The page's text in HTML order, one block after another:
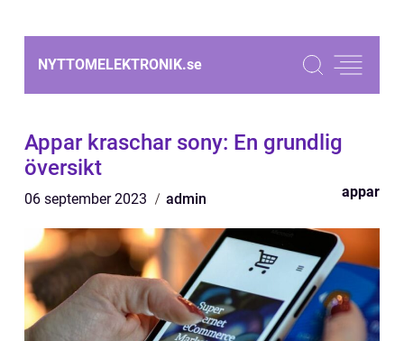
NYTTOMELEKTRONIK.se
Appar kraschar sony: En grundlig
översikt
06 september 2023 admin appar